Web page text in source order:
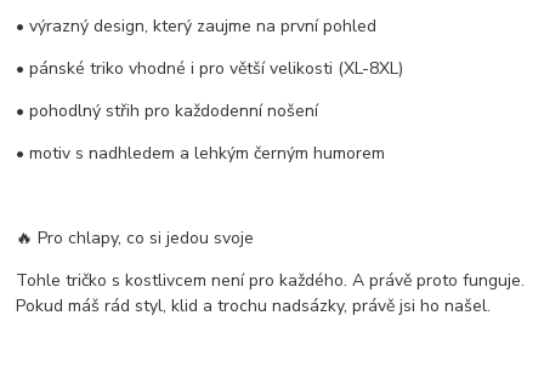
• výrazný design, který zaujme na první pohled
• pánské triko vhodné i pro větší velikosti (XL-8XL)
• pohodlný střih pro každodenní nošení
• motiv s nadhledem a lehkým černým humorem
🔥 Pro chlapy, co si jedou svoje
Tohle tričko s kostlivcem není pro každého. A právě proto funguje.
Pokud máš rád styl, klid a trochu nadsázky, právě jsi ho našel.